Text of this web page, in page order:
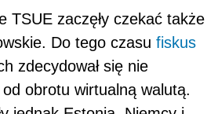
TSUE zaczęły czekać także
Do tego czasu fiskus
zdecydował się nie
obrotu wirtualną walutą.